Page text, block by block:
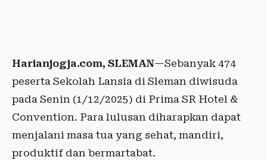
Harianjogja.com, SLEMAN—Sebanyak 474
peserta Sekolah Lansia di Sleman diwisuda
pada Senin (1/12/2025) di Prima SR Hotel &
Convention. Para lulusan diharapkan dapat
menjalani masa tua yang sehat, mandiri,
produktif dan bermartabat.